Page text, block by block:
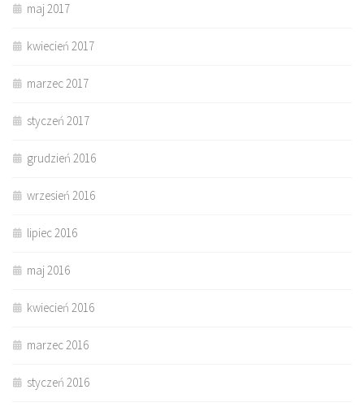
maj 2017
kwiecień 2017
marzec 2017
styczeń 2017
grudzień 2016
wrzesień 2016
lipiec 2016
maj 2016
kwiecień 2016
marzec 2016
styczeń 2016